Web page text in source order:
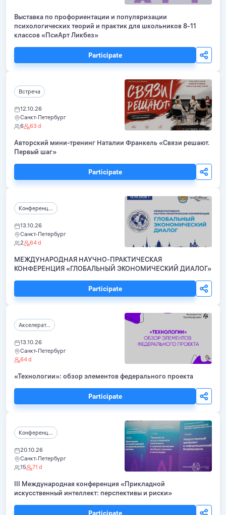
Выставка по профориентации и популяризации
психологических теорий и практик для школьников 8-11
классов «ПсиАрт Ликбез»
Participate
Встреча
12.10.26
Санкт-Петербург
6
63 d
Авторский мини-тренинг Наталии Франкель «Связи решают.
Первый шаг»
Participate
Конференц...
13.10.26
Санкт-Петербург
2
64 d
МЕЖДУНАРОДНАЯ НАУЧНО-ПРАКТИЧЕСКАЯ
КОНФЕРЕНЦИЯ «ГЛОБАЛЬНЫЙ ЭКОНОМИЧЕСКИЙ ДИАЛОГ»
Participate
Акселерат...
13.10.26
Санкт-Петербург
64 d
«Технологии»: обзор элементов федерального проекта
Participate
Конференц...
20.10.26
Санкт-Петербург
15
71 d
III Международная конференция «Прикладной
искусственный интеллект: перспективы и риски»
Participate